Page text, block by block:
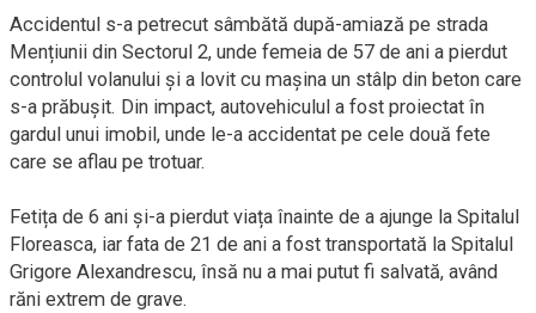
Accidentul s-a petrecut sâmbătă după-amiază pe strada
Mențiunii din Sectorul 2, unde femeia de 57 de ani a pierdut
controlul volanului și a lovit cu mașina un stâlp din beton care
s-a prăbușit. Din impact, autovehiculul a fost proiectat în
gardul unui imobil, unde le-a accidentat pe cele două fete
care se aflau pe trotuar.
Fetița de 6 ani și-a pierdut viața înainte de a ajunge la Spitalul
Floreasca, iar fata de 21 de ani a fost transportată la Spitalul
Grigore Alexandrescu, însă nu a mai putut fi salvată, având
răni extrem de grave.